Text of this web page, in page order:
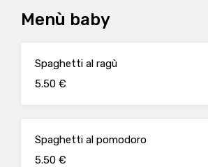
Menù baby
Spaghetti al ragù
5.50 €
Spaghetti al pomodoro
5.50 €